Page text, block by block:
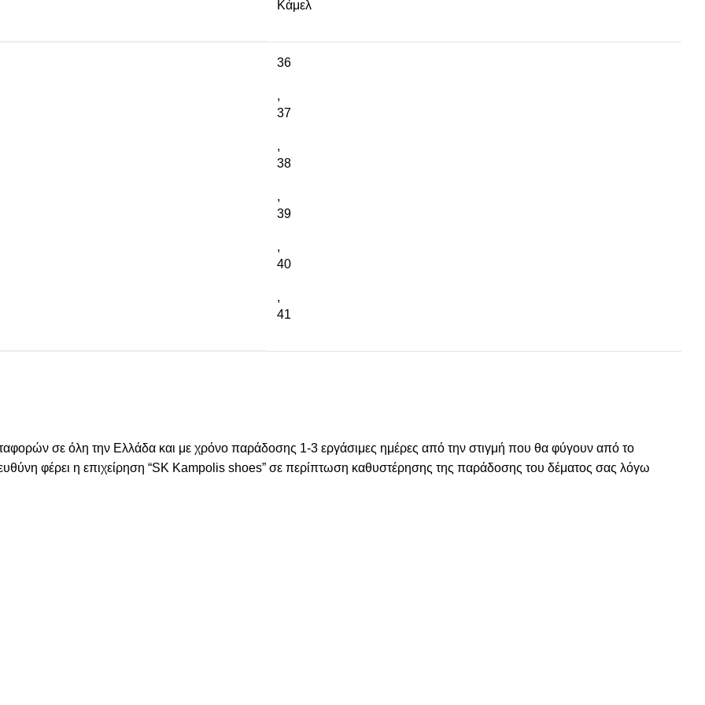
Κάμελ
36
,
37
,
38
,
39
,
40
,
41
σε όλη την Ελλάδα και με χρόνο παράδοσης 1-3 εργάσιμες ημέρες από την στιγμή που θα φύγουν από το
φέρει η επιχείρηση “SK Kampolis shoes” σε περίπτωση καθυστέρησης της παράδοσης του δέματος σας λόγω